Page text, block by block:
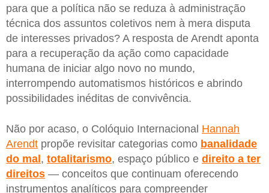
para que a política não se reduza à administração
técnica dos assuntos coletivos nem à mera disputa
de interesses privados? A resposta de Arendt aponta
para a recuperação da ação como capacidade
humana de iniciar algo novo no mundo,
interrompendo automatismos históricos e abrindo
possibilidades inéditas de convivência.
Não por acaso, o Colóquio Internacional Hannah
Arendt propõe revisitar categorias como banalidade
do mal , totalitarismo, espaço público e direito a ter
direitos — conceitos que continuam oferecendo
instrumentos analíticos para compreender